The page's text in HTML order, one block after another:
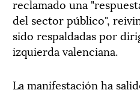
reclamado una
del sector público",
sido respaldadas por
izquierda valenciana.
La manifestación ha